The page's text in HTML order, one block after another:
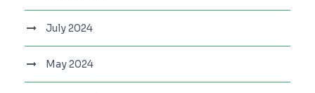
July 2024
May 2024